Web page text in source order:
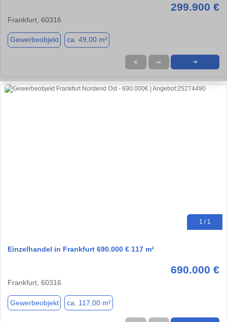
299.900 €
Frankfurt, 60316
Gewerbeobjekt ca. 49,00 m²
★ ➦ ➜
1 / 1
Einzelhandel in Frankfurt 690.000 € 117 m²
690.000 €
Frankfurt, 60316
Gewerbeobjekt ca. 117,00 m²